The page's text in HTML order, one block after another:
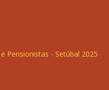
Pensionistas - Setúbal 2025